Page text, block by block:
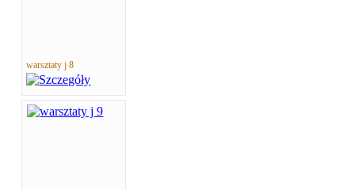
warsztaty j 8